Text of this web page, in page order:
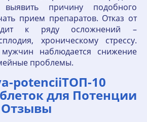
причину подобного
прием препаратов. Отказ от
к ряду осложнений –
хроническому стрессу.
наблюдается снижение
проблемы.
potenciiТОП-10
для Потенции